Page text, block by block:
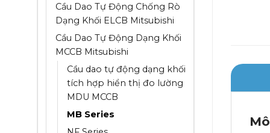
Cầu Dao Tự Động Chống Rò
Dạng Khối ELCB Mitsubishi
Cầu Dao Tự Động Dạng Khối
MCCB Mitsubishi
Cầu dao tự động dạng khối
tích hợp hiển thị đo lường
MDU MCCB
MB Series